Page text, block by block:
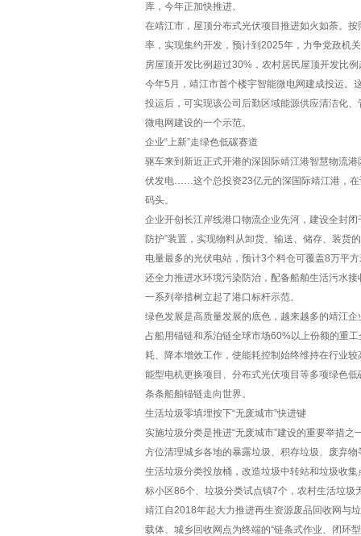
库，今年正加快推进。
在靖江市，屋顶分布式光伏项目推进如火如荼。
率，实现集约开发，预计到2025年，力争党政机
房屋顶开发比例超过30%，农村居民屋顶开发比
今年5月，靖江市首个楼宇智能微电网建成投运。
投运后，可实现该公司后勤区域能源供应清洁化
微电网建设的一个示范。
企业“上新”走绿色低碳赛道
驱车来到新近正式开港的深国际靖江港智慧物流
伏发电……这个总投资23亿元的深国际靖江港，在
码头。
企业开创长江岸线港口物流企业先河，建设全封
防护”装置，实现物料从卸货、输送、储存、装货
电量最多的光伏电站，预计3个料仓可覆盖8万平
还全力推进水环境污染防治，配备船舶生活污水
一系列举措树立起了港口标杆示范。
绿色发展是高质量发展的底色，越来越多的靖江企
占船用锚链和系泊链全球市场60%以上份额的重
耗、降本增效工作，使能耗控制始终维持在行业
能型电机更换项目、分布式光伏项目等多项绿色
条条船舶锚链走向世界。
生活垃圾零填埋按下“无废城市”快进键
实施垃圾分类是推进“无废城市”建设的重要举措
方位清理城乡各地的暴露垃圾、积存垃圾、废弃
生活垃圾分类投放桶，改造垃圾中转站和垃圾收
标小区86个、垃圾分类试点镇7个，农村生活垃圾
靖江自2018年起大力推进再生资源废品回收网与
载体、城乡回收网点为终端的“链条式作业、闭环